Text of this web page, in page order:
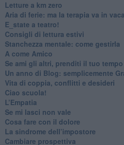
​Letture a km zero
​Aria di ferie: ma la terapia va in
​E_state a teatro!
​Consigli di lettura estivi
​Stanchezza mentale: come gestirla
​A come Amico
​Se ami gli altri, prenditi il tuo tempo
​Un anno di Blog: semplicemente
​Vita di coppia, conflitti e desideri
​Ciao scuola!
​L’Empatia
​Se mi lasci non vale
Cosa fare con il dolore
​La sindrome dell’impostore
​Cambiare prospettiva